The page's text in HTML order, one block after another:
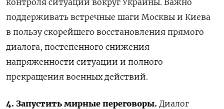
контроля ситуации вокруг Украины. Важно
поддерживать встречные шаги Москвы и Киева
в пользу скорейшего восстановления прямого
диалога, постепенного снижения
напряженности ситуации и полного
прекращения военных действий.
4. Запустить мирные переговоры. Диалог